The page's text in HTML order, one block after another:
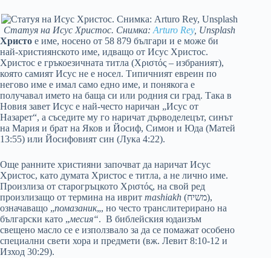
Статуя на Исус Христос. Снимка: Arturo Rey, Unsplash
Христо e име, носено от 58 879 българи и е може би
най-християнското име, идващо от Исус Христос.
Христос е гръкоезичната титла (Χριστός – избраният),
която самият Исус не е носел. Типичният евреин по
негово име е имал само едно име, и понякога е
получавал името на баща си или родния си град. Така в
Новия завет Исус е най-често наричан „Исус от
Назарет“, а съседите му го наричат дърводелецът, синът
на Мария и брат на Яков и Йосиф, Симон и Юда (Матей
13:55) или Йосифовият син (Лука 4:22).
Още ранните християни започват да наричат Исус
Христос, като думата Христос е титла, а не лично име.
Произлиза от старогръцкото Χριστός, на свой ред
произлизащо от термина на иврит mashiakh (משיח),
означаващо „помазаник„, но често транслитерирано на
български като „месия“. В библейския юдаизъм
свещено масло се е използвало за да се помажат особено
специални свети хора и предмети (вж. Левит 8:10-12 и
Изход 30:29).